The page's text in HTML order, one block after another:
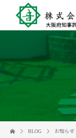
BLOG お知らせ